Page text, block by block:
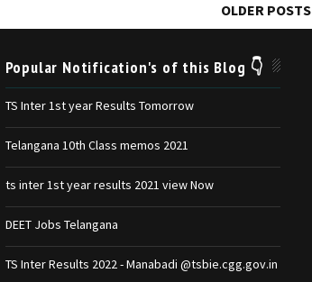
OLDER POSTS
Popular Notification's of this Blog 👇
TS Inter 1st year Results Tomorrow
Telangana 10th Class memos 2021
ts inter 1st year results 2021 view Now
DEET Jobs Telangana
TS Inter Results 2022 - Manabadi @tsbie.cgg.gov.in